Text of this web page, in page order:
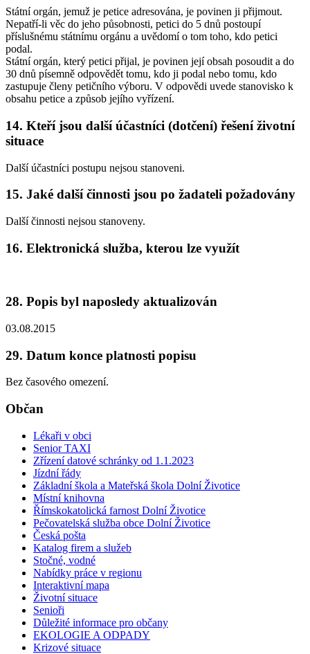
Státní orgán, jemuž je petice adresována, je povinen ji přijmout.
Nepatří-li věc do jeho působnosti, petici do 5 dnů postoupí
příslušnému státnímu orgánu a uvědomí o tom toho, kdo petici
podal.
Státní orgán, který petici přijal, je povinen její obsah posoudit a do
30 dnů písemně odpovědět tomu, kdo ji podal nebo tomu, kdo
zastupuje členy petičního výboru. V odpovědi uvede stanovisko k
obsahu petice a způsob jejího vyřízení.
14. Kteří jsou další účastníci (dotčení) řešení životní
situace
Další účastníci postupu nejsou stanoveni.
15. Jaké další činnosti jsou po žadateli požadovány
Další činnosti nejsou stanoveny.
16. Elektronická služba, kterou lze využít
28. Popis byl naposledy aktualizován
03.08.2015
29. Datum konce platnosti popisu
Bez časového omezení.
Občan
Lékaři v obci
Senior TAXI
Zřízení datové schránky od 1.1.2023
Jízdní řády
Základní škola a Mateřská škola Dolní Životice
Místní knihovna
Římskokatolická farnost Dolní Životice
Pečovatelská služba obce Dolní Životice
Česká pošta
Katalog firem a služeb
Stočné, vodné
Nabídky práce v regionu
Interaktivní mapa
Životní situace
Senioři
Důležité informace pro občany
EKOLOGIE A ODPADY
Krizové situace